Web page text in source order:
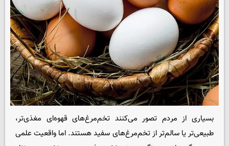
بسیاری از مردم تصور می‌کنند تخم‌مرغ‌های قهوه‌ای مغذی‌تر،
طبیعی‌تر یا سالم‌تر از تخم‌مرغ‌های سفید هستند. اما واقعیت علمی